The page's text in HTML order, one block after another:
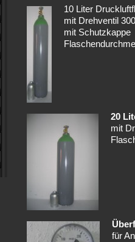
10 Liter
mit Drehventil
mit Schutzkappe
20
mit
für